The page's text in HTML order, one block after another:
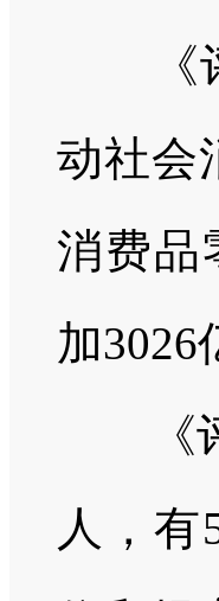
《评
动社会
消费品
加3026
《评
人，有